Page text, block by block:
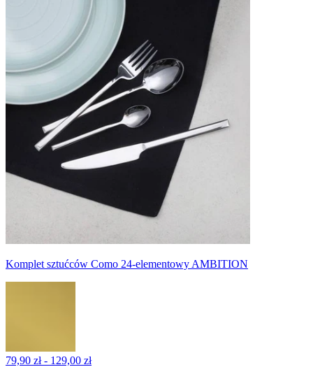
Komplet sztućców Como 24-elementowy AMBITION
79,90 zł - 129,00 zł